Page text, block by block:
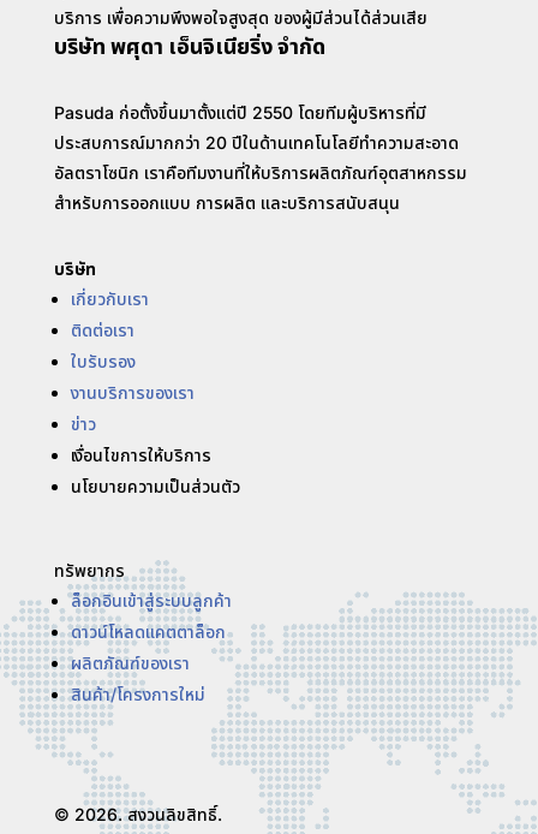
บริการ เพื่อความพึงพอใจสูงสุด ของผู้มีส่วนได้ส่วนเสีย
บริษัท พศุดา เอ็นจิเนียริ่ง จำกัด
Pasuda ก่อตั้งขึ้นมาตั้งแต่ปี 2550 โดยทีมผู้บริหารที่มี
ประสบการณ์มากกว่า 20 ปีในด้านเทคโนโลยีทำความสะอาด
อัลตราโซนิก เราคือทีมงานที่ให้บริการผลิตภัณฑ์อุตสาหกรรม
สำหรับการออกแบบ การผลิต และบริการสนับสนุน
บริษัท
เกี่ยวกับเรา
ติดต่อเรา
ใบรับรอง
งานบริการของเรา
ข่าว
เงื่อนไขการให้บริการ
นโยบายความเป็นส่วนตัว
ทรัพยากร
ล็อกอินเข้าสู่ระบบลูกค้า
ดาวน์โหลดแคตตาล็อก
ผลิตภัณฑ์ของเรา
สินค้า/โครงการใหม่
© 2026. สงวนลิขสิทธิ์.